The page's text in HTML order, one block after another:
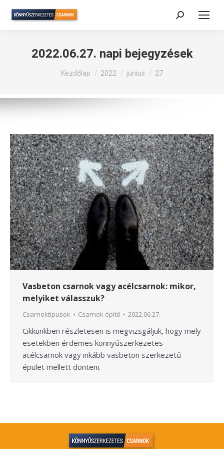
Search:
2022.06.27. napi bejegyzések
Itt vagy:
Kezdőlap 2022 június 27
Vasbeton csarnok vagy acélcsarnok: mikor,
melyiket válasszuk?
Csarnoktípusok Csarnok építő 2022.06.27.
Cikkünkben részletesen is megvizsgáljuk, hogy mely
esetekben érdemes könnyűszerkezetes
acélcsarnok vagy inkább vasbeton szerkezetű
épület mellett dönteni.